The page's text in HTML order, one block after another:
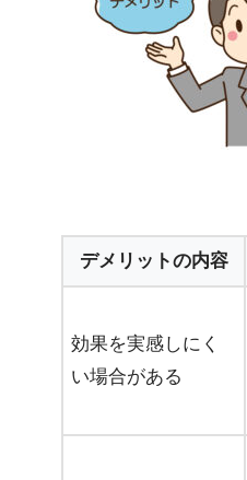
デメリットの内容
効果を実感しにく
い場合がある